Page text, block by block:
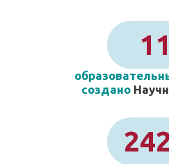
11
создано